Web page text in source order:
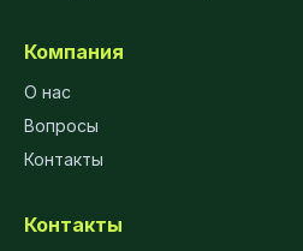
Компания
О нас
Вопросы
Контакты
Контакты